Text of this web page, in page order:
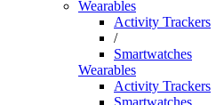
Wearables
Activity Trackers
/
Smartwatches
Wearables
Activity Trackers
Smartwatches